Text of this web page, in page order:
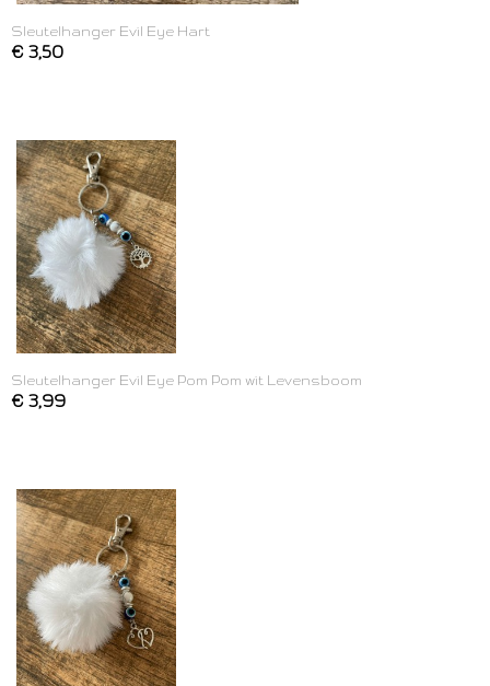
Sleutelhanger Evil Eye Hart
€ 3,50
Sleutelhanger Evil Eye Pom Pom wit Levensboom
€ 3,99